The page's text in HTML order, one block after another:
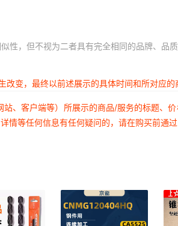
性，但不视为二者具有完全相同的品牌、品
变，最终以前述展示的具体时间和所对应的
、客户端等）所展示的商品/服务的标题、
等任何信息有任何疑问的，请在购买前通